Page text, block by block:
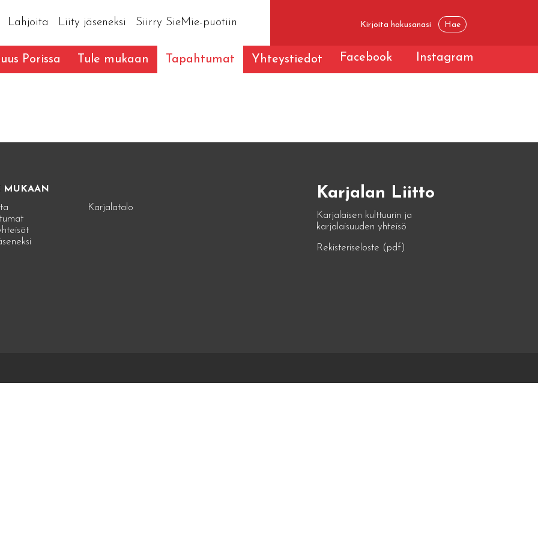
Lahjoita Liity jäseneksi Siirry SieMie-puotiin
Porissa Tule mukaan Tapahtumat Yhteystiedot Facebook Instagram
MUKAAN
Karjalatalo
Karjalan Liitto
Karjalaisen kulttuurin ja
karjalaisuuden yhteisö
Rekisteriseloste (pdf)